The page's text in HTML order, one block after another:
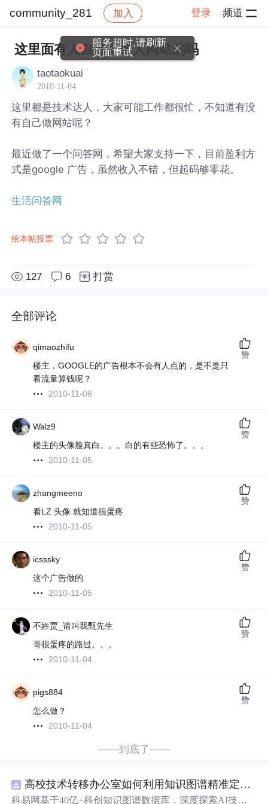
community_281 加入 登录 频道
社区 community_281 帖子详情
这里面有人自己做个人网站的吗
taotaokuai
2010-11-04
这里都是技术达人，大家可能工作都很忙，不知道有没
有自己做网站呢？
最近做了一个问答网，希望大家支持一下，目前盈利方
式是google 广告，虽然收入不错，但起码够零花。
生活问答网
给本帖投票
127 6 打赏
全部评论
qimaozhifu
楼主，GOOGLE的广告根本不会有人点的，是不是只
看流量算钱呢？
2010-11-08
赞
Walz9
楼主的头像脸真白。。。白的有些恐怖了。。。
2010-11-05
赞
zhangmeeno
看LZ 头像 就知道很蛋疼
2010-11-05
赞
icsssky
这个广告做的
2010-11-05
赞
不姓贾_请叫我甄先生
哥很蛋疼的路过。。。
2010-11-04
赞
pigs884
怎么做？
2010-11-04
赞
——到底了——
高校技术转移办公室如何利用知识图谱精准定位产业需求与技术适配点？.docx
科易网基于40亿+科创知识图谱数据库，深度探索AI技术
服务超时,请刷新
页面重试